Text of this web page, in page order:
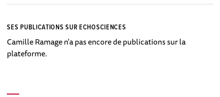
SES PUBLICATIONS SUR ECHOSCIENCES
Camille Ramage n'a pas encore de publications sur la
plateforme.